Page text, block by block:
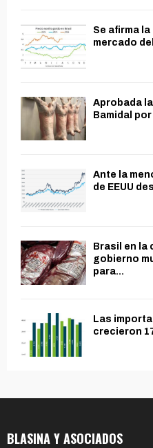
Se afirma
mercado
Aprobada
Bamidal por
Ante la
de EEUU
Brasil en la
gobierno
para...
Las
crecieron
BLASINA Y ASOCIADOS